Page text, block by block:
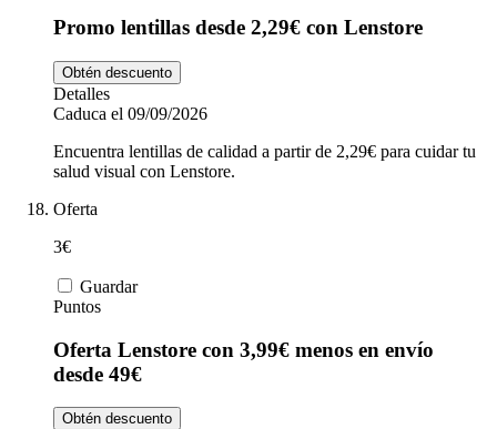
Promo lentillas desde 2,29€ con Lenstore
Obtén descuento
Detalles
Caduca el 09/09/2026
Encuentra lentillas de calidad a partir de 2,29€ para cuidar tu
salud visual con Lenstore.
Oferta
3€
Guardar
Puntos
Oferta Lenstore con 3,99€ menos en envío
desde 49€
Obtén descuento